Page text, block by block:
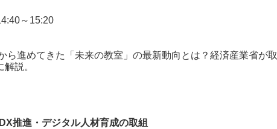
～15:20
ら進めてきた「未来の教室」の最新動向とは？経済産業省が取
説。
推進・デジタル人材育成の取組